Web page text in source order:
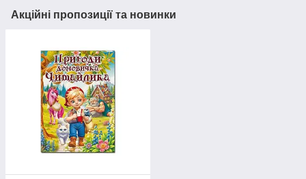
Акційні пропозиції та новинки